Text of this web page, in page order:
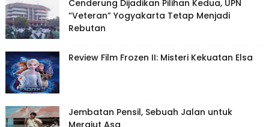
Cenderung Dijadikan Pilihan Kedua, UPN
“Veteran” Yogyakarta Tetap Menjadi
Rebutan
Review Film Frozen II: Misteri Kekuatan Elsa
Jembatan Pensil, Sebuah Jalan untuk
Merajut Asa